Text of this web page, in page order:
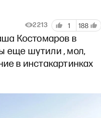
2213 1 188
Костомаров в
еще шутили , мол,
в инстакартинках